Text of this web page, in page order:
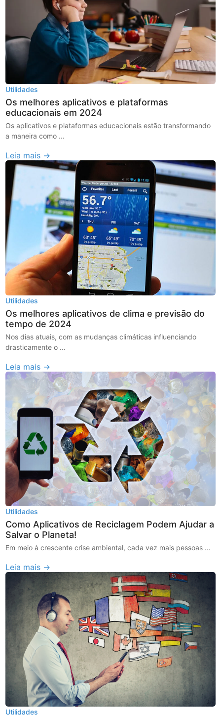
Utilidades
Os melhores aplicativos e plataformas
educacionais em 2024
Os aplicativos e plataformas educacionais estão transformando
a maneira como ...
Leia mais →
Utilidades
Os melhores aplicativos de clima e previsão do
tempo de 2024
Nos dias atuais, com as mudanças climáticas influenciando
drasticamente o ...
Leia mais →
Utilidades
Como Aplicativos de Reciclagem Podem Ajudar a
Salvar o Planeta!
Em meio à crescente crise ambiental, cada vez mais pessoas ...
Leia mais →
Utilidades